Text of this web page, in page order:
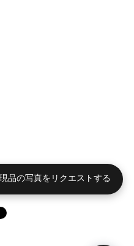
品の写真をリクエストする